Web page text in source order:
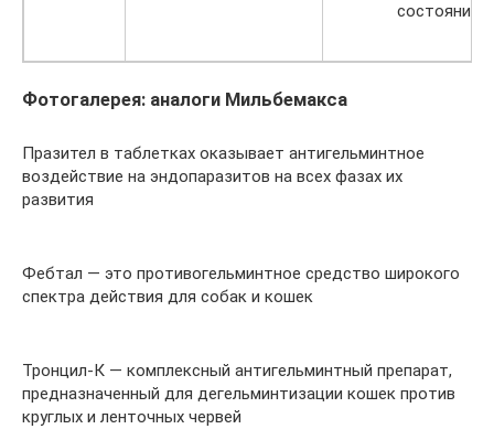
состоянию.
Фотогалерея: аналоги Мильбемакса
Празител в таблетках оказывает антигельминтное
воздействие на эндопаразитов на всех фазах их
развития
Фебтал — это противогельминтное средство широкого
спектра действия для собак и кошек
Тронцил-К — комплексный антигельминтный препарат,
предназначенный для дегельминтизации кошек против
круглых и ленточных червей